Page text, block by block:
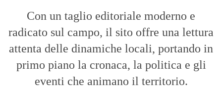
Con un taglio editoriale moderno e
radicato sul campo, il sito offre una lettura
attenta delle dinamiche locali, portando in
primo piano la cronaca, la politica e gli
eventi che animano il territorio.